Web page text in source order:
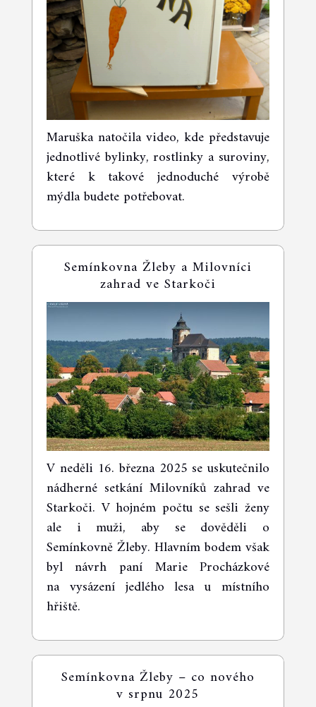
Maruška natočila video, kde představuje
jednotlivé bylinky, rostlinky a suroviny,
které k takové jednoduché výrobě
mýdla budete potřebovat.
Semínkovna Žleby a Milovníci
zahrad ve Starkoči
V neděli 16. března 2025 se uskutečnilo
nádherné setkání Milovníků zahrad ve
Starkoči. V hojném počtu se sešli ženy
ale i muži, aby se dověděli o
Semínkovně Žleby. Hlavním bodem však
byl návrh paní Marie Procházkové
na vysázení jedlého lesa u místního
hřiště.
Semínkovna Žleby – co nového
v srpnu 2025